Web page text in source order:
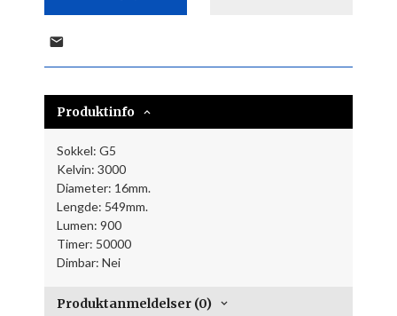
Produktinfo
Sokkel: G5
Kelvin: 3000
Diameter: 16mm.
Lengde: 549mm.
Lumen: 900
Timer: 50000
Dimbar: Nei
Produktanmeldelser (0)